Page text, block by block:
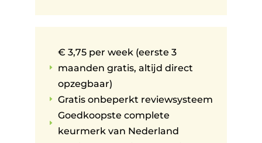
E
€ 3,75 per week (eerste 3
maanden gratis, altijd direct
opzegbaar)
E Gratis onbeperkt reviewsysteem
E
Goedkoopste complete
keurmerk van Nederland